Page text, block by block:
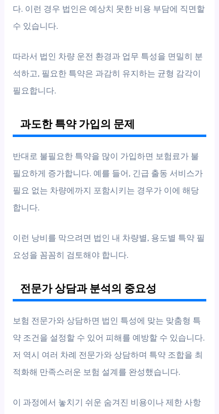
다. 이런 경우 법인은 예상치 못한 비용 부담에 직면할
수 있습니다.
따라서 법인 차량 운전 환경과 업무 특성을 면밀히 분
석하고, 필요한 특약은 과감히 유지하는 균형 감각이
필요합니다.
과도한 특약 가입의 문제
반대로 불필요한 특약을 많이 가입하면 보험료가 불
필요하게 증가합니다. 예를 들어, 긴급 출동 서비스가
필요 없는 차량에까지 포함시키는 경우가 이에 해당
합니다.
이런 낭비를 막으려면 법인 내 차량별, 용도별 특약 필
요성을 꼼꼼히 검토해야 합니다.
전문가 상담과 분석의 중요성
보험 전문가와 상담하면 법인 특성에 맞는 맞춤형 특
약 조건을 설정할 수 있어 피해를 예방할 수 있습니다.
저 역시 여러 차례 전문가와 상담하며 특약 조합을 최
적화해 만족스러운 보험 설계를 완성했습니다.
이 과정에서 놓치기 쉬운 숨겨진 비용이나 제한 사항